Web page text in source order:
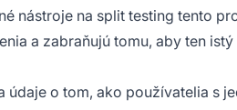
nástroje na split testing tento
a zabraňujú tomu, aby ten
údaje o tom, ako používatelia s